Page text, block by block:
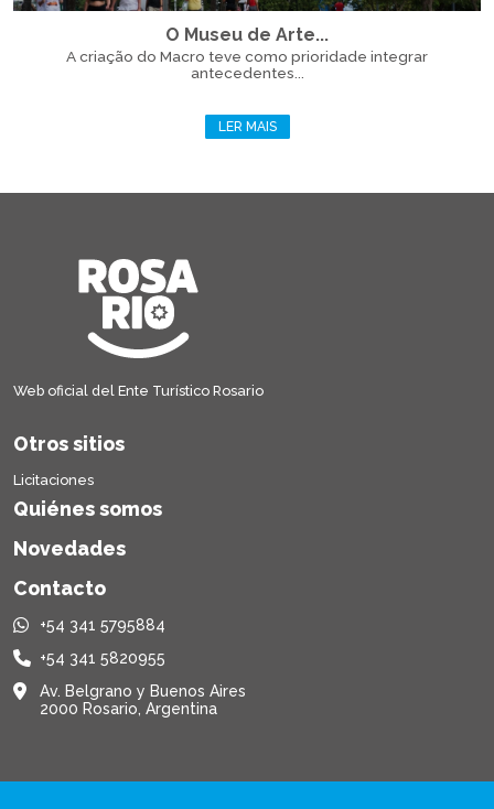
O Museu de Arte...
A criação do Macro teve como prioridade integrar
antecedentes...
LER MAIS
Web oficial del Ente Turístico Rosario
Otros sitios
Licitaciones
Quiénes somos
Novedades
Contacto
+54 341 5795884
+54 341 5820955
Av. Belgrano y Buenos Aires
2000 Rosario, Argentina